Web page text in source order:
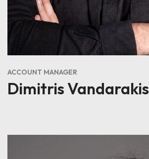
ACCOUNT MANAGER
Dimitris Vandarakis